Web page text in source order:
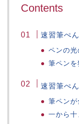
Contents
速習筆ぺ
ペンの光
筆ペンを
速習筆ぺ
筆ペンが
一から十